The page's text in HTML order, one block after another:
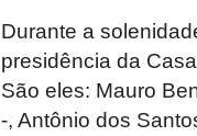
Durante a
presidência da
São eles: Mauro
-, Antônio dos